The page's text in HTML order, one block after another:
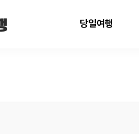
당일여행